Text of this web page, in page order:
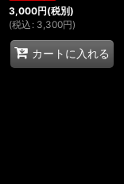
3,000円(税別)
(税込 : 3,300円)
カートに入れる